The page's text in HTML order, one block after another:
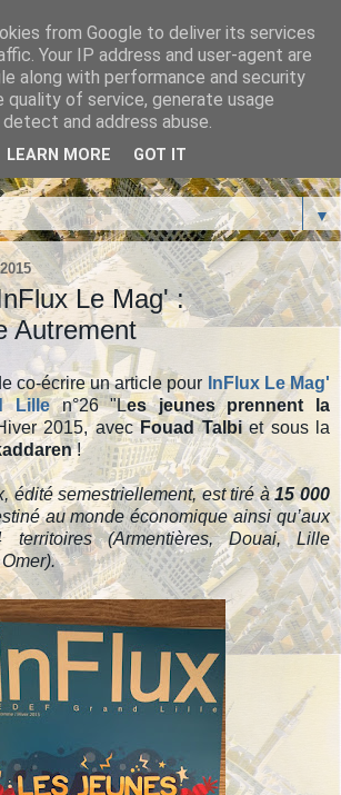
Delepierre -
porteur
▼
Le Mag' :
Autrement
co-écrire un article pour InFlux Le Mag'
Lillen°26 "Les jeunes prennent la
2015, avecFouad Talbiet sous la
!
édité semestriellement, est tiré à15 000
au monde économique ainsi qu’aux
(Armentières, Douai, Lille
from Google to deliver its services
Your IP address and user-agent are
along with performance and security
quality of service, generate usage
and address abuse.
LEARN MORE GOT IT